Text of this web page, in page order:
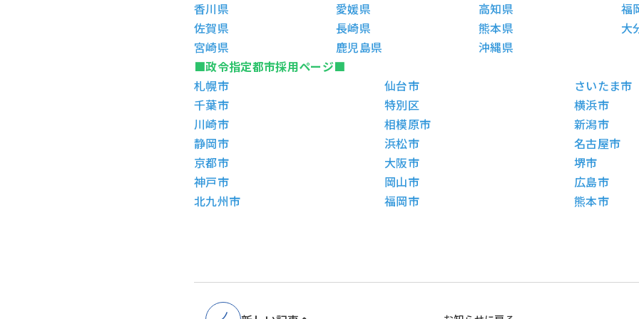
香川県
愛媛県 高知県
福
佐賀県
長崎県 熊本県
大
宮崎県
鹿児島県
沖縄県
■政令指定都市採用ページ■
札幌市
仙台市
さいたま市
千葉市
特別区
横浜市
川崎市
相模原市
新潟市
静岡市
浜松市
名古屋市
京都市
大阪市
堺市
神戸市
岡山市
広島市
北九州市
福岡市 熊本市